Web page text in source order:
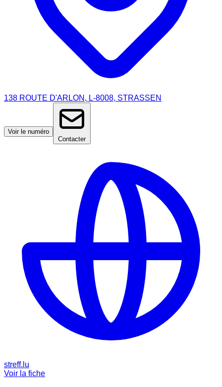
138 ROUTE D'ARLON, L-8008, STRASSEN
Voir le numéro
Contacter
streff.lu
Voir la fiche